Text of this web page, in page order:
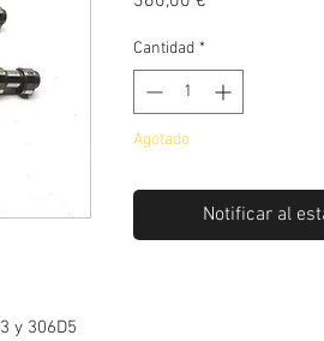
y 306D5
Cantidad *
Agotado
Notificar al